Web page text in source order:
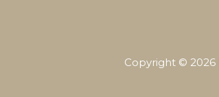
Copyright © 2026